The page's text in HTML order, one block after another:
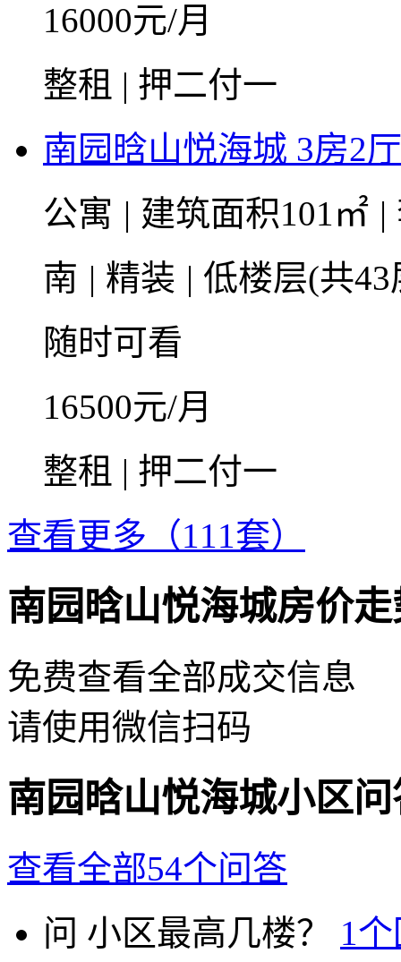
16000元/月
整租 | 押二付一
南园晗山悦海城 3房2
公寓 | 建筑面积101㎡ |
南 | 精装 | 低楼层(共
随时可看
16500元/月
整租 | 押二付一
查看更多（111套）
南园晗山悦海城房价走
免费查看全部成交信息
请使用微信扫码
南园晗山悦海城小区问
查看全部54个问答
问 小区最高几楼？ 1